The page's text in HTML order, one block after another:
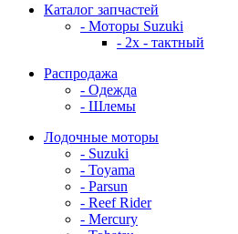
Каталог запчастей
- Моторы Suzuki
- 2x - тактный
Распродажа
- Одежда
- Шлемы
Лодочные моторы
- Suzuki
- Toyama
- Parsun
- Reef Rider
- Mercury